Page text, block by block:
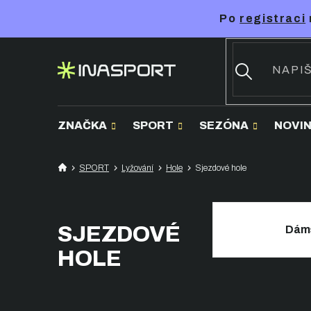
Po registraci
ZNAČKA SPORT SEZÓNA
SPORT Lyžování Hole Sjezdové hole
SJEZDOVÉ
HOLE